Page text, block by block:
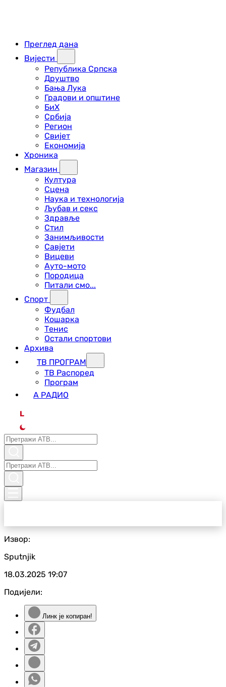
Преглед дана
Вијести
Република Српска
Друштво
Бања Лука
Градови и општине
БиХ
Србија
Регион
Свијет
Економија
Хроника
Магазин
Култура
Сцена
Наука и технологија
Љубав и секс
Здравље
Стил
Занимљивости
Савјети
Вицеви
Ауто-мото
Породица
Питали смо...
Спорт
Фудбал
Кошарка
Тенис
Остали спортови
Архива
ТВ ПРОГРАМ
ТВ Распоред
Програм
А РАДИО
L
Извор:
Sputnjik
18.03.2025 19:07
Подијели:
Линк је копиран!